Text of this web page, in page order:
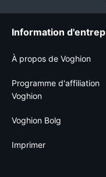
Information
À propos de Voghion
Programme d'affiliation
Voghion
Voghion Bolg
Imprimer